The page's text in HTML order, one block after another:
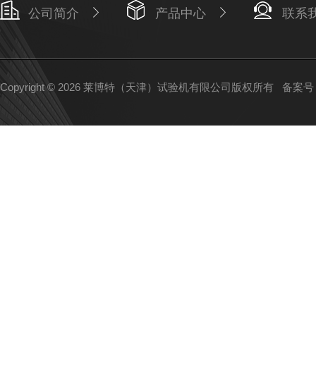
公司简介 产品中心 联系
Copyright © 2026 莱博特（天津）试验机有限公司版权所有 备案号